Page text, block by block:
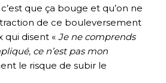
que ça bouge et qu’on ne
de ce bouleversement
qui disent « Je ne comprends
ce n’est pas mon
le risque de subir le